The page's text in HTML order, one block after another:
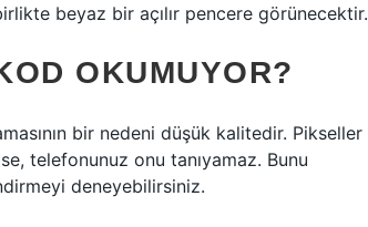
beyaz bir açılır pencere görünecektir.
OKUMUYOR?
bir nedeni düşük kalitedir. Pikseller
telefonunuz onu tanıyamaz. Bunu
deneyebilirsiniz.